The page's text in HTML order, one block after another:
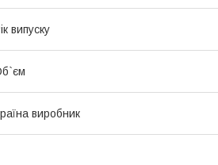
випуску
виробник